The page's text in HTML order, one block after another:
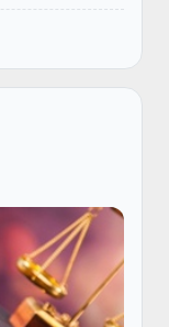
davom etdi.
holda